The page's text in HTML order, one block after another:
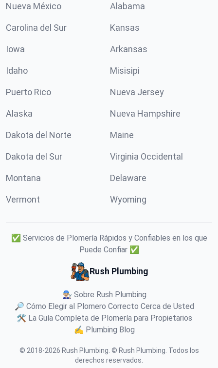
Nueva México Alabama
Carolina del Sur Kansas
Iowa Arkansas
Idaho Misisipi
Puerto Rico Nueva Jersey
Alaska Nueva Hampshire
Dakota del Norte Maine
Dakota del Sur Virginia Occidental
Montana Delaware
Vermont Wyoming
✅ Servicios de Plomería Rápidos y Confiables en los que
Puede Confiar ✅
Rush Plumbing
👨🏼‍🔧 Sobre Rush Plumbing
🔎 Cómo Elegir al Plomero Correcto Cerca de Usted
🛠️ La Guía Completa de Plomería para Propietarios
✍️ Plumbing Blog
© 2018-2026 Rush Plumbing © Rush Plumbing. Todos los
derechos reservados.